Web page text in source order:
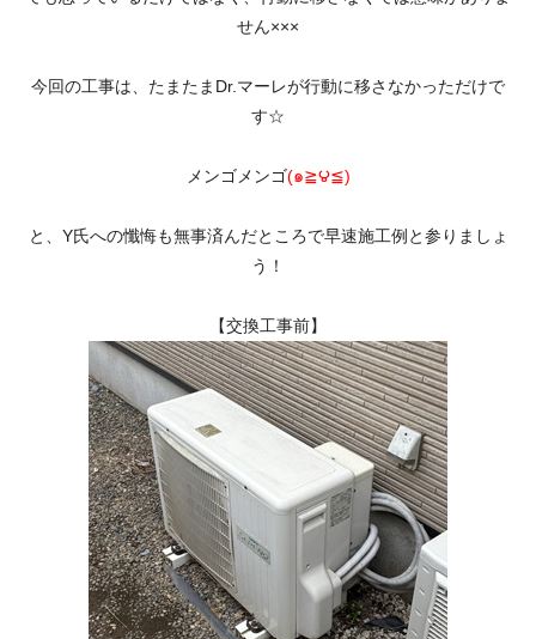
せん×××
今回の工事は、たまたまDr.マーレが行動に移さなかっただけで
す☆
メンゴメンゴ(๑≧౪≦)
と、Y氏への懺悔も無事済んだところで早速施工例と参りましょ
う！
【交換工事前】